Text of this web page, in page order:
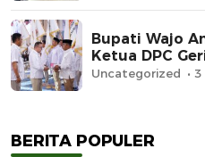
Bupati Wajo
Ketua DPC
Uncategorized 3
BERITA POPULER